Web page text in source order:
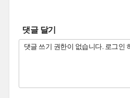
댓글 달기